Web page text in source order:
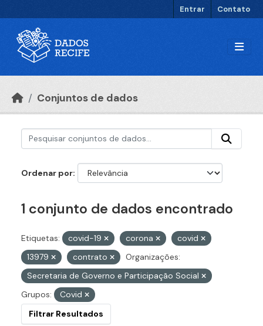
Entrar Contato
Conjuntos de dados
Ordenar por
1 conjunto de dados encontrado
Etiquetas: covid-19 corona
covid
13979
contrato
Organizações:
Secretaria de Governo e Participação Social
Grupos:
Covid
Filtrar Resultados